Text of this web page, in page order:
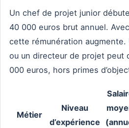
Un chef de projet junior
40 000 euros brut annuel.
cette rémunération
ou un directeur de projet peut
000 euros, hors primes
Métier
Niveau
d’expérience